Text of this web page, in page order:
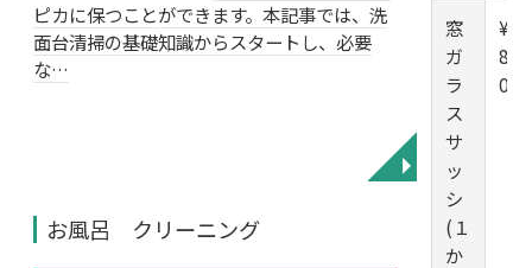
ピカに保つことができます。本記事では、洗
面台清掃の基礎知識からスタートし、必要
な…
◥
お風呂 クリーニング
窓
ガ
ラ
ス
サ
ッ
シ
(１
か
¥1,
80
0